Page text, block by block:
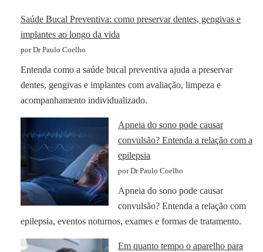
Saúde Bucal Preventiva: como preservar dentes, gengivas e
implantes ao longo da vida
por Dr Paulo Coelho
Entenda como a saúde bucal preventiva ajuda a preservar
dentes, gengivas e implantes com avaliação, limpeza e
acompanhamento individualizado.
Apneia do sono pode causar
convulsão? Entenda a relação com a
epilepsia
por Dr Paulo Coelho
Apneia do sono pode causar
convulsão? Entenda a relação com
epilepsia, eventos noturnos, exames e formas de tratamento.
Em quanto tempo o aparelho para